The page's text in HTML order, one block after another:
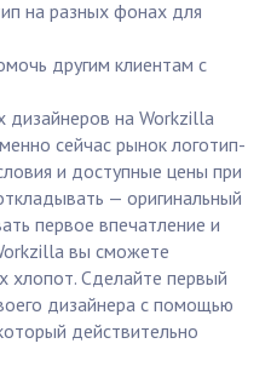
на разных фонах для
другим клиентам с
дизайнеров на Workzilla
сейчас рынок логотип-
и доступные цены при
— оригинальный
первое впечатление и
вы сможете
хлопот. Сделайте первый
дизайнера с помощью
действительно